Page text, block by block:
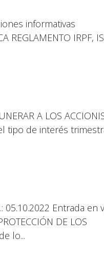
informativas
IRPF,
A LOS
tipo de interés
05.10.2022 Entrada en
DE LOS
lo...